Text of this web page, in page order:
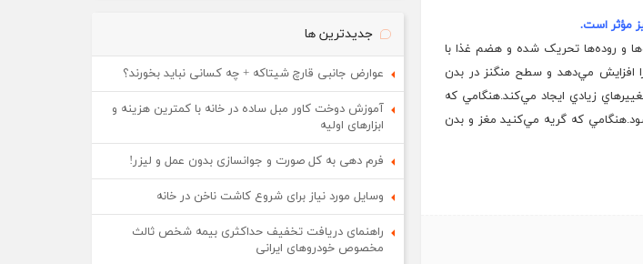
مؤثر است.
و روده‌ها تحريک شده و هضم غذا با
افزايش مي‌دهد و سطح منگنز در بدن
زيادي ايجاد مي‌كند.هنگامي كه
كه گريه مي‌كنيد مغز و بدن
جدیدترین ها
عوارض جانبی قارچ شیتاکه + چه کسانی نباید بخورند؟
آموزش دوخت کاور مبل ساده در خانه با کمترین هزینه و
ابزارهای اولیه
فرم دهی به کل صورت و جوانسازی بدون عمل و لیزر!
وسایل مورد نیاز برای شروع کاشت ناخن در خانه
راهنمای دریافت تخفیف حداکثری بیمه شخص ثالث
مخصوص خودروهای ایرانی